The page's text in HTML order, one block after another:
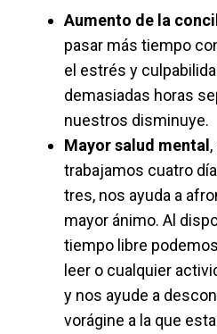
Aumento de la
pasar más tiempo
el estrés y
demasiadas horas
nuestros disminuye.
Mayor salud mental
trabajamos cuatro
tres, nos ayuda a
mayor ánimo. Al
tiempo libre
leer o cualquier
y nos ayude a
vorágine a la que